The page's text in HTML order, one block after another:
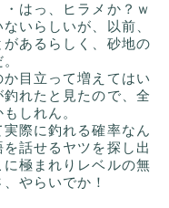
はっ、ヒラメか？ｗ
いらしいが、以前、
あるらしく、砂地の
目立って増えてはい
れたと見たので、全
しれん。
際に釣れる確率なん
話せるヤツを探し出
極まれりレベルの無
やらいでか！